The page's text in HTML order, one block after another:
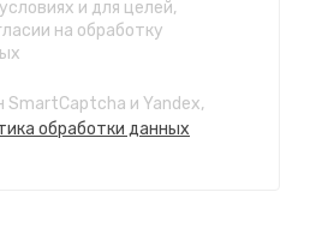
и для целей,
на обработку
и Yandex,
обработки данных